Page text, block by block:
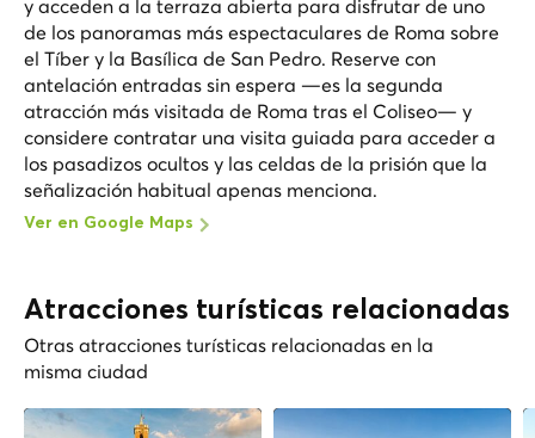
y acceden a la terraza abierta para disfrutar de uno
de los panoramas más espectaculares de Roma sobre
el Tíber y la Basílica de San Pedro. Reserve con
antelación entradas sin espera —es la segunda
atracción más visitada de Roma tras el Coliseo— y
considere contratar una visita guiada para acceder a
los pasadizos ocultos y las celdas de la prisión que la
señalización habitual apenas menciona.
Ver en Google Maps
Atracciones turísticas relacionadas
Otras atracciones turísticas relacionadas en la
misma ciudad